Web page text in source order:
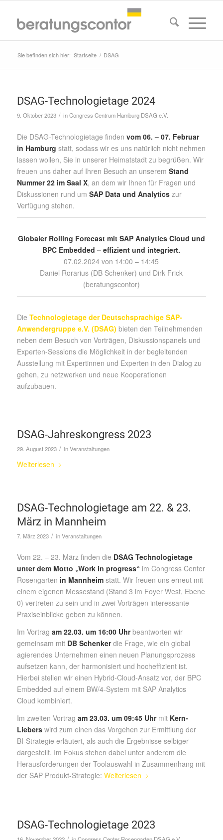
Sie befinden sich hier: Startseite / DSAG
DSAG-Technologietage 2024
9. Oktober 2023 / inCongress Centrum Hamburg DSAG e.V.
Die DSAG-Technologietage finden vom 06. – 07. Februar
in Hamburg statt, sodass wir es uns natürlich nicht nehmen
lassen wollen, Sie in unserer Heimatstadt zu begrüßen. Wir
freuen uns daher auf Ihren Besuch an unserem Stand
Nummer 22 im Saal X, an dem wir Ihnen für Fragen und
Diskussionen rund um SAP Data und Analytics zur
Verfügung stehen.
Globaler Rolling Forecast mit SAP Analytics Cloud und
BPC Embedded – effizient und integriert.
07.02.2024 von 14:00 – 14:45
Daniel Rorarius (DB Schenker) und Dirk Frick
(beratungscontor)
Die Technologietage der Deutschsprachige SAP-
Anwendergruppe e.V. (DSAG) bieten den Teilnehmenden
neben dem Besuch von Vorträgen, Diskussionspanels und
Experten-Sessions die Möglichkeit in der begleitenden
Ausstellung mit Expertinnen und Experten in den Dialog zu
gehen, zu netzwerken und neue Kooperationen
aufzubauen.
DSAG-Jahreskongress 2023
29. August 2023 / inVeranstaltungen
Weiterlesen
DSAG-Technologietage am 22. & 23.
März in Mannheim
7. März 2023 / inVeranstaltungen
Vom 22. – 23. März finden die DSAG Technologietage
unter dem Motto „Work in progress“ im Congress Center
Rosengarten in Mannheimstatt. Wir freuen uns erneut mit
einem eigenen Messestand (Stand 3 im Foyer West, Ebene
0) vertreten zu sein und in zwei Vorträgen interessante
Praxiseinblicke geben zu können.
Im Vortrag am 22.03. um 16:00 Uhrbeantworten wir
gemeinsam mit DB Schenkerdie Frage, wie ein global
agierendes Unternehmen einen neuen Planungsprozess
aufsetzen kann, der harmonisiert und hocheffizient ist.
Hierbei stellen wir einen Hybrid-Cloud-Ansatz vor, der BPC
Embedded auf einem BW/4-System mit SAP Analytics
Cloud kombiniert.
Im zweiten Vortrag am 23.03. um 09:45 Uhr mit Kern-
Lieberswird zum einen das Vorgehen zur Ermittlung der
BI-Strategie erläutert, als auch die Ergebnisse selbiger
dargestellt. Im Fokus stehen dabei unter anderem die
Herausforderungen der Toolauswahl in Zusammenhang mit
der SAP Produkt-Strategie: Weiterlesen
DSAG-Technologietage 2023